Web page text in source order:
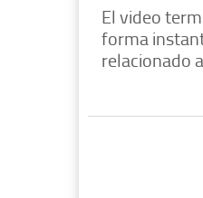
El video
forma
relacionado